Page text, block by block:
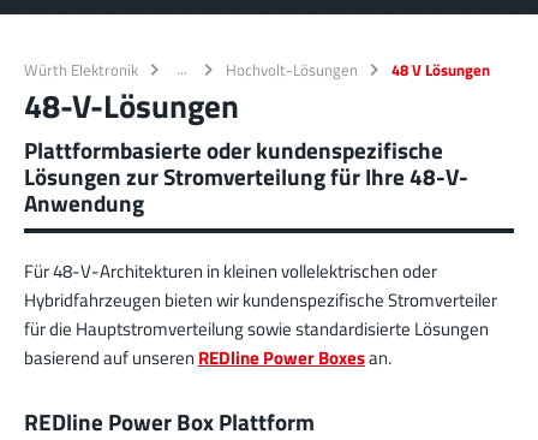
Würth Elektronik Hochvolt-Lösungen 48 V Lösungen
48-V-Lösungen
Plattformbasierte oder kundenspezifische
Lösungen zur Stromverteilung für Ihre 48-V-
Anwendung
Für 48-V-Architekturen in kleinen vollelektrischen oder
Hybridfahrzeugen bieten wir kundenspezifische Stromverteiler
für die Hauptstromverteilung sowie standardisierte Lösungen
basierend auf unseren REDline Power Boxesan.
REDline Power Box Plattform